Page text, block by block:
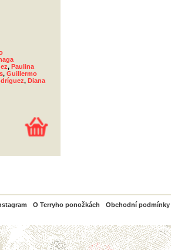
, Paulina
, Guillermo
, Diana
O Terryho ponožkách Obchodní podmínky
PayPal